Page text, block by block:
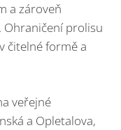
a zároveň
Ohraničení prolisu
čitelné formě a
veřejné
a Opletalova,